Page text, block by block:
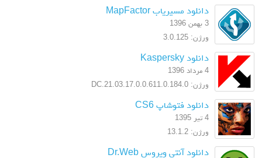
دانلود مسیریاب MapFactor
3 بهمن 1396
ورژن: 3.0.125
دانلود Kaspersky
4 مرداد 1396
ورژن: 17.0.0.611.0.184.0.DC.21.03
دانلود فتوشاپ CS6
4 تیر 1395
ورژن: 13.1.2
دانلود آنتی ویروس Dr.Web